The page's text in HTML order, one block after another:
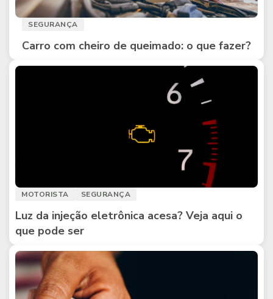
SEGURANÇA
Carro com cheiro de queimado: o que fazer?
MOTORISTA SEGURANÇA
Luz da injeção eletrônica acesa? Veja aqui o
que pode ser